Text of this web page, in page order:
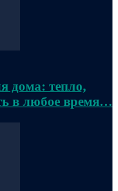
дома: тепло,
в любое время…